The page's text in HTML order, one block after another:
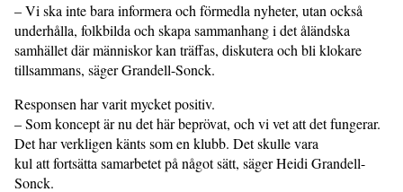
– Vi ska inte bara informera och förmedla nyheter, utan också
underhålla, folkbilda och skapa sammanhang i det åländska
samhället där människor kan träffas, diskutera och bli klokare
tillsammans, säger Grandell-Sonck.
Responsen har varit mycket positiv.
– Som koncept är nu det här beprövat, och vi vet att det fungerar.
Det har verkligen känts som en klubb. Det skulle vara
kul att fortsätta samarbetet på något sätt, säger Heidi Grandell-
Sonck.